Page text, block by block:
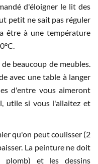
d'éloigner le lit des
petit ne sait pas réguler
être à une température
beaucoup de meubles.
avec une table à langer
d'entre vous aimeront
utile si vous l'allaitez et
qu'on peut coulisser (2
La peinture ne doit
et les dessins